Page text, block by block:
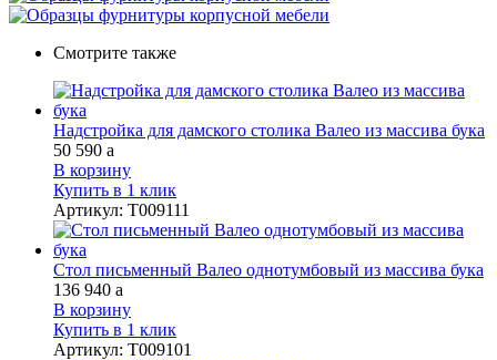
Смотрите также
Надстройка для дамского столика Валео из массива бука
50 590 a
В корзину
Купить в 1 клик
Артикул: Т009111
Стол письменный Валео однотумбовый из массива бука
136 940 a
В корзину
Купить в 1 клик
Артикул: Т009101